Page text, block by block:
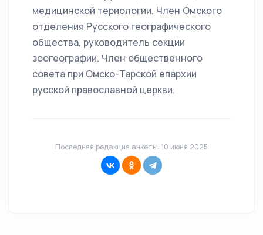
медицинской териологии. Член Омского
отделения Русского географического
общества, руководитель секции
зоогеографии. Член общественного
совета при Омско-Тарской епархии
русской православной церкви.
Последняя редакция анкеты: 10 июня 2025